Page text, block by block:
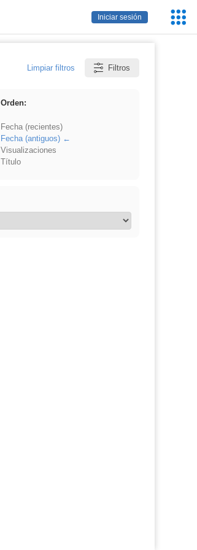
Iniciar sesión
Limpiar filtros Filtros
Orden:
Fecha (recientes)
Fecha (antiguos)
Visualizaciones
Título